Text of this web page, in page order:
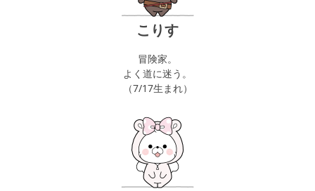
こりす
冒険家。
よく道に迷う。
（7/17生まれ）